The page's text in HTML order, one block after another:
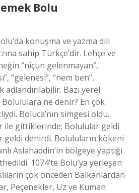
Bolu
konuşma ve yazma dili
sahip Türkçe’dir. Lehçe ve
“niçun gelenmayan”,
“gelenesi”, “nem ben”,
Bazı yerel
ne denir? En çok
Boluca’nın simgesi oldu.
ile gittiklerinde; Bolulular geldi
geldi denirdi. Boluluların kökeni
Aslahaddin’in bölgeye yaptığı
1074’te Bolu’ya yerleşen
çok önceden Balkanlardan
Peçenekler, Uz ve Kuman